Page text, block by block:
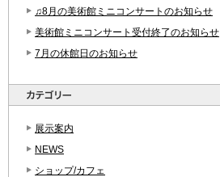
♫8月の美術館ミニコンサートのお知らせ
美術館ミニコンサート受付終了のお知らせ
7月の休館日のお知らせ
展示案内
NEWS
ショップ/カフェ